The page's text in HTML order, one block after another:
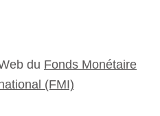
du Fonds Monétaire
(FMI)